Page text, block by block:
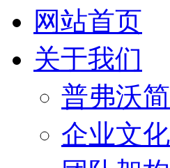
网站首页
关于我们
普弗沃
企业文化